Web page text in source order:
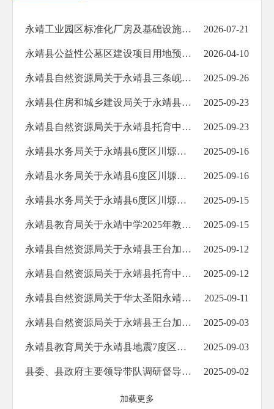
永靖工业园区标准化厂房及基础设施建设项目（二期）B区一号地建设用地规划许可证批前公示 2026-07-21
永靖县公益性公墓区建设项目用地预审与选址意见书批后公布 2026-04-10
永靖县自然资源局关于永靖县三条岘乡马圈沟建筑用石料矿绿色矿山资源开发利用项目用地预审与选址意见书批后公布 2025-09-26
永靖县住房和城乡建设局关于永靖县2025年农村危房改造及农房抗震改造项目第四批资金拨付情况的公示 2025-09-23
永靖县自然资源局关于永靖县托育中心建设项目建筑方案设计批前公示 2025-09-23
永靖县水务局关于永靖县6度区川塬区人饮灾后重建工程—三塬区域供水设施的竣工公示 2025-09-16
永靖县水务局关于永靖县6度区川塬区人饮灾后重建工程－三塬库区沿线供水设施的竣工公示 2025-09-16
永靖县水务局关于永靖县6度区川塬区人饮灾后重建工程—盐锅峡区域的竣工公示 2025-09-15
永靖县教育局关于永靖中学2025年教育人才“组团式”帮扶－智慧校园建设项目的公示 2025-09-15
永靖县自然资源局关于永靖县王台加油站项目建设工程规划许可证批后公布 2025-09-12
永靖县自然资源局关于永靖县托育中心建设项目建设用地规划许可证批后公布 2025-09-12
永靖县自然资源局关于华太圣阳永靖新能源产业基地项目建筑方案设计批前公示 2025-09-11
永靖县自然资源局关于永靖县王台加油站项目修建性详细规划批前公示 2025-09-03
永靖县教育局关于永靖县地震7度区中小学灾后维修加固项目完成公示 2025-09-03
县委、县政府主要领导带队调研督导文旅及住建领域部分重点项目 2025-09-02
加载更多